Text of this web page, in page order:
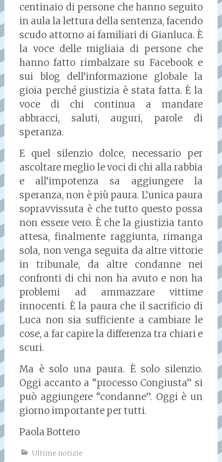
centinaio di persone che hanno seguito
in aula la lettura della sentenza, facendo
scudo attorno ai familiari di Gianluca. È
la voce delle migliaia di persone che
hanno fatto rimbalzare su Facebook e
sui blog dell’informazione globale la
gioia perché giustizia è stata fatta. È la
voce di chi continua a mandare
abbracci, saluti, auguri, parole di
speranza.
E quel silenzio dolce, necessario per
ascoltare meglio le voci di chi alla rabbia
e all’impotenza sa aggiungere la
speranza, non è più paura. L’unica paura
sopravvissuta è che tutto questo possa
non essere vero. È che la giustizia tanto
attesa, finalmente raggiunta, rimanga
sola, non venga seguita da altre vittorie
in tribunale, da altre condanne nei
confronti di chi non ha avuto e non ha
problemi ad ammazzare vittime
innocenti. È la paura che il sacrificio di
Luca non sia sufficiente a cambiare le
cose, a far capire la differenza tra chiari e
scuri.
Ma è solo una paura. È solo silenzio.
Oggi accanto a “processo Congiusta” si
può aggiungere “condanne”. Oggi è un
giorno importante per tutti.
Paola Bottero
Ultime notizie